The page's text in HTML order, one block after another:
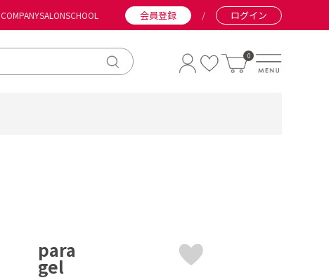
COMPANYSALONSCHOOL 会員登録 / ログイン
0
para
gel